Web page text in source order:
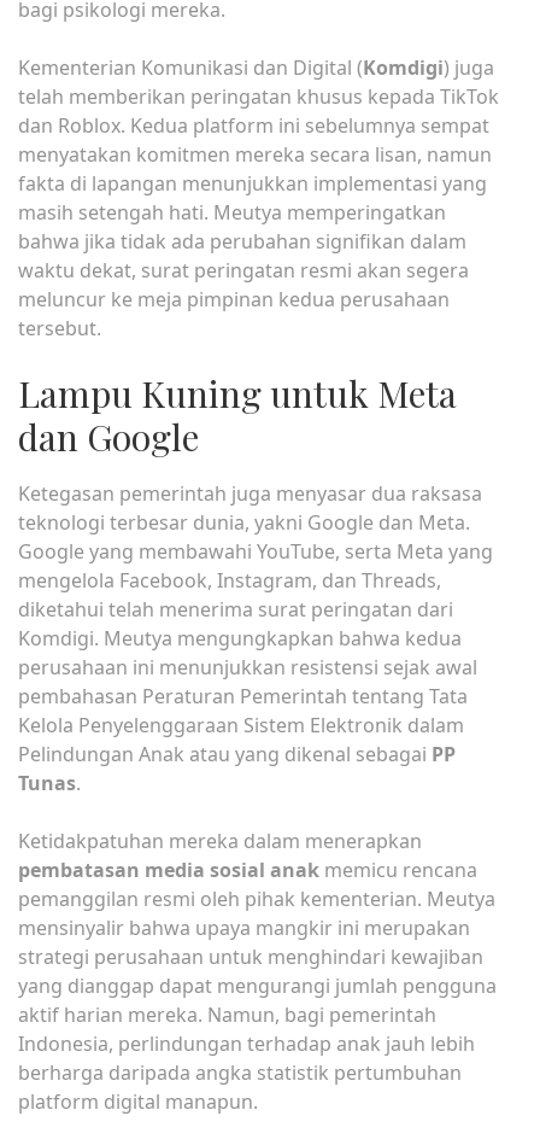
bagi psikologi mereka.
Kementerian Komunikasi dan Digital (Komdigi) juga
telah memberikan peringatan khusus kepada TikTok
dan Roblox. Kedua platform ini sebelumnya sempat
menyatakan komitmen mereka secara lisan, namun
fakta di lapangan menunjukkan implementasi yang
masih setengah hati. Meutya memperingatkan
bahwa jika tidak ada perubahan signifikan dalam
waktu dekat, surat peringatan resmi akan segera
meluncur ke meja pimpinan kedua perusahaan
tersebut.
Lampu Kuning untuk Meta
dan Google
Ketegasan pemerintah juga menyasar dua raksasa
teknologi terbesar dunia, yakni Google dan Meta.
Google yang membawahi YouTube, serta Meta yang
mengelola Facebook, Instagram, dan Threads,
diketahui telah menerima surat peringatan dari
Komdigi. Meutya mengungkapkan bahwa kedua
perusahaan ini menunjukkan resistensi sejak awal
pembahasan Peraturan Pemerintah tentang Tata
Kelola Penyelenggaraan Sistem Elektronik dalam
Pelindungan Anak atau yang dikenal sebagai PP
Tunas.
Ketidakpatuhan mereka dalam menerapkan
pembatasan media sosial anak memicu rencana
pemanggilan resmi oleh pihak kementerian. Meutya
mensinyalir bahwa upaya mangkir ini merupakan
strategi perusahaan untuk menghindari kewajiban
yang dianggap dapat mengurangi jumlah pengguna
aktif harian mereka. Namun, bagi pemerintah
Indonesia, perlindungan terhadap anak jauh lebih
berharga daripada angka statistik pertumbuhan
platform digital manapun.